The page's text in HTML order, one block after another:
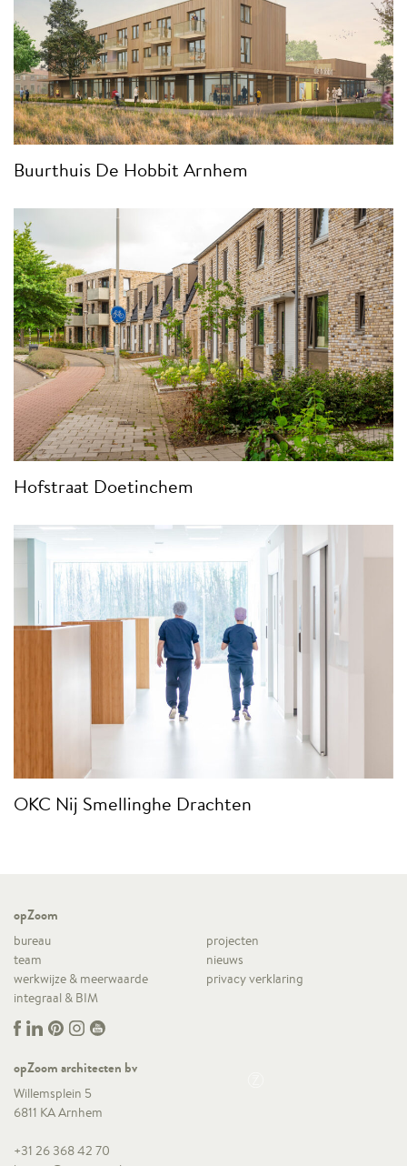
Buurthuis De Hobbit Arnhem
Hofstraat Doetinchem
OKC Nij Smellinghe Drachten
opZoom
bureau
projecten
team
nieuws
werkwijze & meerwaarde
privacy verklaring
integraal & BIM
opZoom architecten bv
Willemsplein 5
6811 KA Arnhem
+31 26 368 42 70